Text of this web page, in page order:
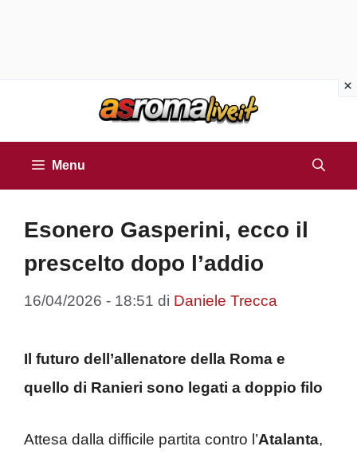
Menu
Esonero Gasperini, ecco il
prescelto dopo l’addio
16/04/2026 - 18:51 di Daniele Trecca
Il futuro dell’allenatore della Roma e
quello di Ranieri sono legati a doppio filo
Attesa dalla difficile partita contro l’Atalanta,